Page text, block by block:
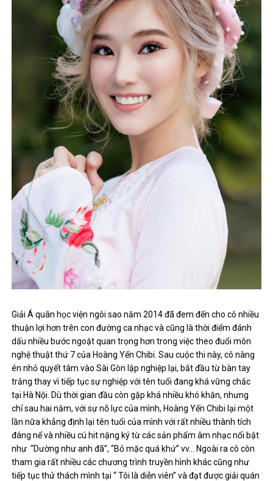
Giải Á quân học viện ngôi sao năm 2014 đã đem đến cho cô nhiều
thuận lợi hơn trên con đường ca nhạc và cũng là thời điểm đánh
dấu nhiều bước ngoặt quan trọng hơn trong việc theo đuổi môn
nghệ thuật thứ 7 của Hoàng Yến Chibi. Sau cuộc thi này, cô nàng
én nhỏ quyết tâm vào Sài Gòn lập nghiệp lại, bắt đầu từ bàn tay
trắng thay vì tiếp tục sự nghiệp với tên tuổi đang khá vững chắc
tại Hà Nội. Dù thời gian đầu còn gặp khá nhiều khó khăn, nhưng
chỉ sau hai năm, với sự nỗ lực của mình, Hoàng Yến Chibi lại một
lần nữa khẳng định lại tên tuổi của mình với rất nhiều thành tích
đáng nể và nhiều cú hit nặng ký từ các sản phẩm âm nhạc nổi bật
như “Dường như anh đã”, “Bỏ mặc quá khứ” vv… Ngoài ra cô còn
tham gia rất nhiều các chương trình truyền hình khác cũng như
tiếp tục thử thách mình tại “ Tôi là diễn viên” và đạt được giải quán